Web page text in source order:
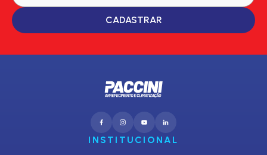
CADASTRAR
INSTITUCIONAL